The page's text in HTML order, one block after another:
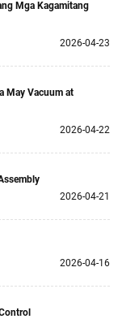
Mga Kagamitang
2026-04-23
May Vacuum at
2026-04-22
2026-04-21
2026-04-16